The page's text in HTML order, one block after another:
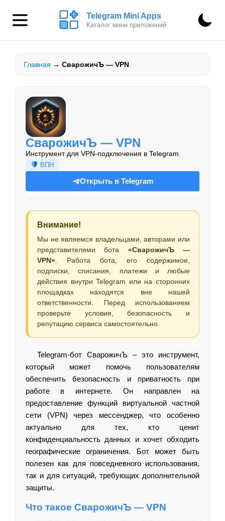
Telegram Mini Apps
Каталог мини приложений
Главная → СварожичЪ — VPN
СварожичЪ — VPN
Инструмент для VPN-подключения в Telegram.
ВПН
Открыть в Telegram
Внимание!
Мы не являемся владельцами, авторами или
представителями бота «СварожичЪ —
VPN» . Работа бота, его содержимое,
подписки, списания, платежи и любые
действия внутри Telegram или на сторонних
площадках находятся вне нашей
ответственности. Перед использованием
проверьте условия, безопасность и
репутацию сервиса самостоятельно.
Telegram-бот СварожичЪ – это инструмент,
который может помочь пользователям
обеспечить безопасность и приватность при
работе в интернете. Он направлен на
предоставление функций виртуальной частной
сети (VPN) через мессенджер, что особенно
актуально для тех, кто ценит
конфиденциальность данных и хочет обходить
географические ограничения. Бот может быть
полезен как для повседневного использования,
так и для ситуаций, требующих дополнительной
защиты.
Что такое СварожичЪ — VPN